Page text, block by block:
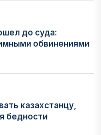
до суда:
обвинениями
казахстанцу,
бедности